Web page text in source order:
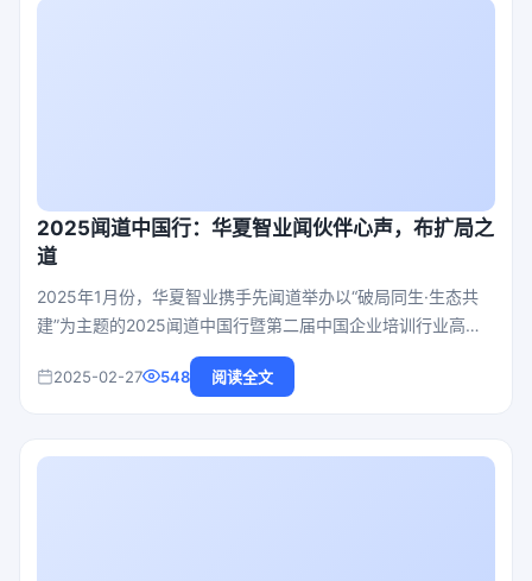
2025闻道中国行：华夏智业闻伙伴心声，布扩局之
道
2025年1月份，华夏智业携手先闻道举办以“破局同生·生态共
建”为主题的2025闻道中国行暨第二届中国企业培训行业高端
闭门思享会。活动自1月4日起从北京启程，先后抵达济南、上
海、厦门、深圳、成都，用行走的力量链接中国企业管理培训
2025-02-27 548 阅读全文